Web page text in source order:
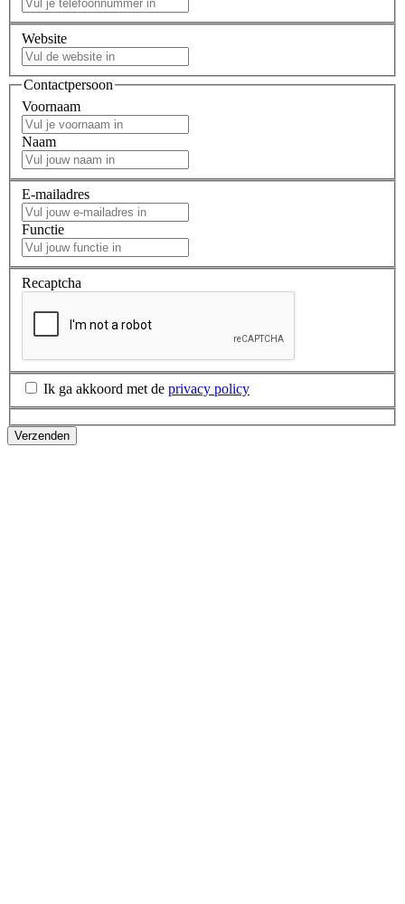
Website
Contactpersoon
Voornaam
Naam
E-mailadres
Functie
Recaptcha
Ik ga akkoord met de privacy policy